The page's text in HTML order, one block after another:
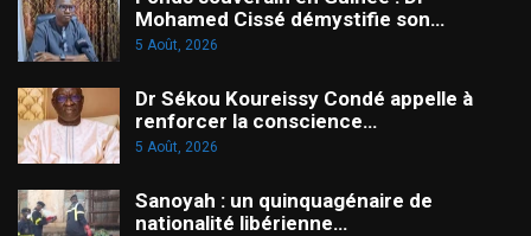
Mohamed Cissé démystifie son…
5 Août, 2026
Dr Sékou Koureissy Condé appelle à
renforcer la conscience…
5 Août, 2026
Sanoyah : un quinquagénaire de
nationalité libérienne…